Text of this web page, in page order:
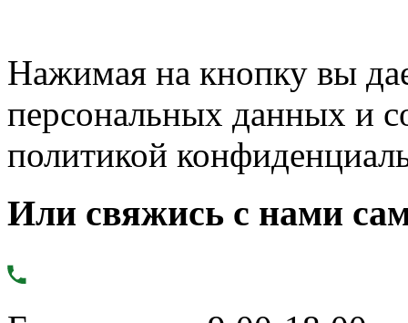
Нажимая на кнопку вы
персональных данных и
политикой
Или свяжись с нами